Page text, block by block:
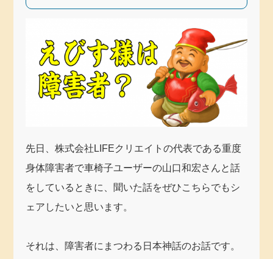
先日、株式会社LIFEクリエイトの代表である重度
身体障害者で車椅子ユーザーの山口和宏さんと話
をしているときに、聞いた話をぜひこちらでもシ
ェアしたいと思います。
それは、障害者にまつわる日本神話のお話です。